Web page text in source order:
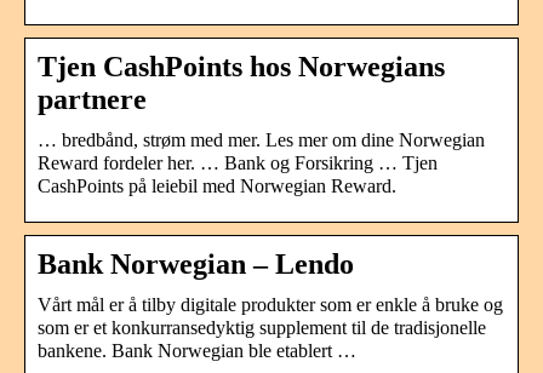
Tjen CashPoints hos Norwegians
partnere
… bredbånd, strøm med mer. Les mer om dine Norwegian
Reward fordeler her. … Bank og Forsikring … Tjen
CashPoints på leiebil med Norwegian Reward.
Bank Norwegian – Lendo
Vårt mål er å tilby digitale produkter som er enkle å bruke og
som er et konkurransedyktig supplement til de tradisjonelle
bankene. Bank Norwegian ble etablert …